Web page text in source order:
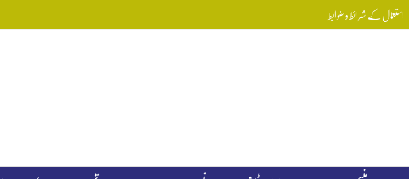
استعمال کے شرائط و ضوابط